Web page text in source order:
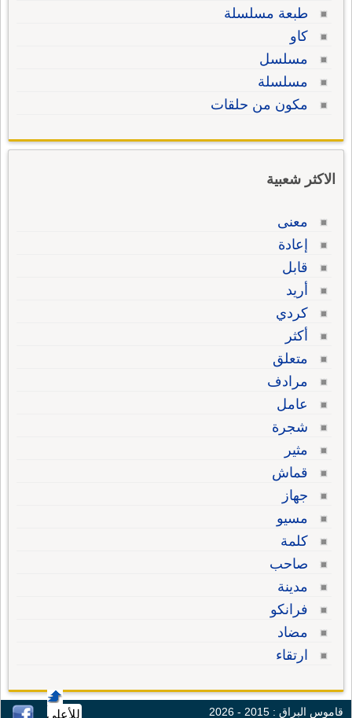
طبعة مسلسلة
كاو
مسلسل
مسلسلة
مكون من حلقات
الاكثر شعبية
معنى
إعادة
قابل
أريد
كردي
أكثر
متعلق
مرادف
عامل
شجرة
مثير
قماش
جهاز
مسيو
كلمة
صاحب
مدينة
فرانكو
مضاد
ارتقاء
للأعلى قاموس البراق : 2015 - 2026